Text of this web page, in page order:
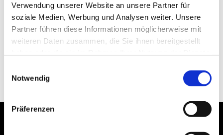
Verwendung unserer Website an unsere Partner für
soziale Medien, Werbung und Analysen weiter. Unsere
Partner führen diese Informationen möglicherweise mit
weiteren Daten zusammen, die Sie ihnen bereitgestellt
Notwendig
Präferenzen